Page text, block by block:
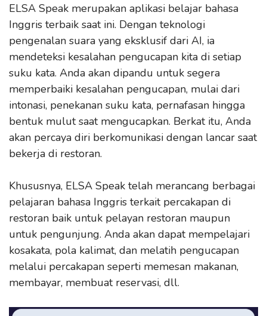
ELSA Speak merupakan aplikasi belajar bahasa
Inggris terbaik saat ini. Dengan teknologi
pengenalan suara yang eksklusif dari AI, ia
mendeteksi kesalahan pengucapan kita di setiap
suku kata. Anda akan dipandu untuk segera
memperbaiki kesalahan pengucapan, mulai dari
intonasi, penekanan suku kata, pernafasan hingga
bentuk mulut saat mengucapkan. Berkat itu, Anda
akan percaya diri berkomunikasi dengan lancar saat
bekerja di restoran.
Khususnya, ELSA Speak telah merancang berbagai
pelajaran bahasa Inggris terkait percakapan di
restoran baik untuk pelayan restoran maupun
untuk pengunjung. Anda akan dapat mempelajari
kosakata, pola kalimat, dan melatih pengucapan
melalui percakapan seperti memesan makanan,
membayar, membuat reservasi, dll.